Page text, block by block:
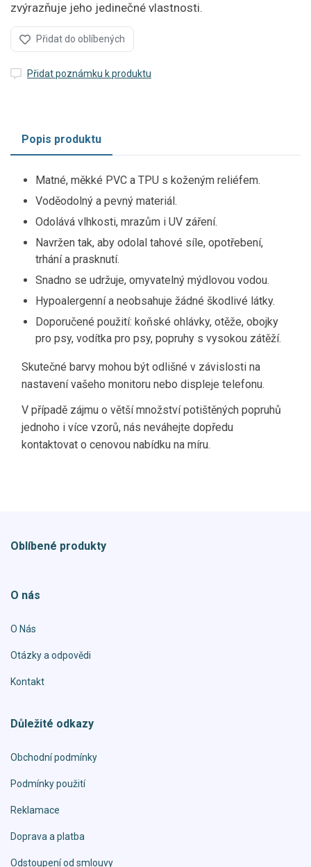
zvýrazňuje jeho jedinečné vlastnosti.
Přidat do oblíbených
Přidat poznámku k produktu
Popis produktu
Matné, měkké PVC a TPU s koženým reliéfem.
Voděodolný a pevný materiál.
Odolává vlhkosti, mrazům i UV záření.
Navržen tak, aby odolal tahové síle, opotřebení,
trhání a prasknutí.
Snadno se udržuje, omyvatelný mýdlovou vodou.
Hypoalergenní a neobsahuje žádné škodlivé látky.
Doporučené použití: koňské ohlávky, otěže, obojky
pro psy, vodítka pro psy, popruhy s vysokou zátěží.
Skutečné barvy mohou být odlišné v závislosti na
nastavení vašeho monitoru nebo displeje telefonu.
V případě zájmu o větší množství potištěných popruhů
jednoho i více vzorů, nás neváhejte dopředu
kontaktovat o cenovou nabídku na míru.
Oblíbené produkty
O nás
O Nás
Otázky a odpovědi
Kontakt
Důležité odkazy
Obchodní podmínky
Podmínky použití
Reklamace
Doprava a platba
Odstoupení od smlouvy